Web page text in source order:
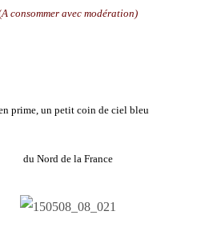
A consommer avec modération)
prime, un petit coin de ciel bleu
du Nord de la France